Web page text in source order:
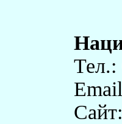
Тел.:
Сайт: